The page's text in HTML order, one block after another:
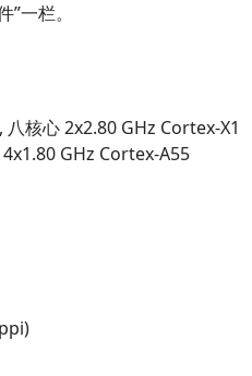
一栏。
核心 2x2.80 GHz Cortex-X1
GHz Cortex-A55